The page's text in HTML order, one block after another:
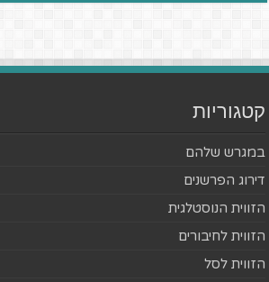
קטגוריות
במגרש שלהם
דירוג הפרשנים
הזווית הנוסטלגית
הזווית לחיבורים
הזווית לסל